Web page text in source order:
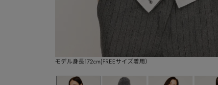
モデル身長172cm(FREEサイズ着用）